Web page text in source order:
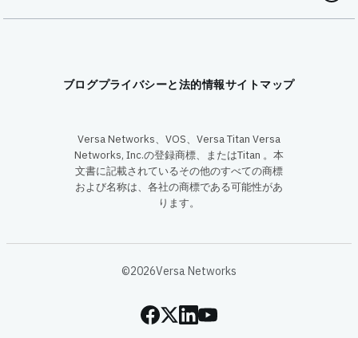
ブログプライバシーと法的情報サイトマップ
Versa Networks、VOS、Versa Titan Versa
Networks, Inc.の登録商標、またはTitan 。本
文書に記載されているその他のすべての商標
および名称は、各社の商標である可能性があ
ります。
©2026Versa Networks